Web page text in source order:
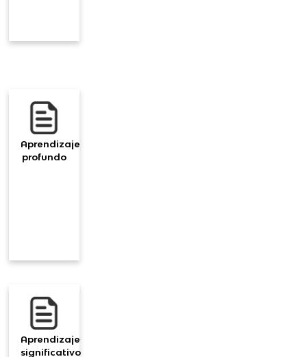
Aprendizaje
profundo
Aprendizaje
significativo